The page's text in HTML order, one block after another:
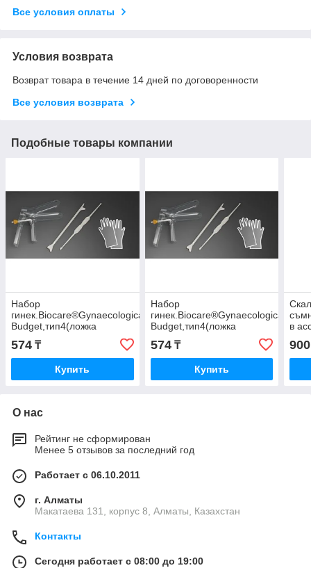
Все условия оплаты
Условия возврата
Возврат товара в течение 14 дней по договоренности
Все условия возврата
Подобные товары компании
Набор
гинек.Biocare®Gynaecological
Budget,тип4(ложка
Эйра)
рS,стер,однокр.прим.
574 ₸
Купить
Набор
гинек.Biocare®Gynaecological
Budget,тип4(ложка
Эйра)
рL,стер,однокр.прим.
574₸
Купить
в
900
О нас
Рейтинг не сформирован
Менее 5 отзывов за последний год
Работает с 06.10.2011
г. Алматы
Макатаева 131, корпус 8, Алматы, Казахстан
Контакты
Сегодня работает с 08:00 до 19:00